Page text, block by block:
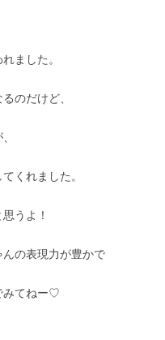
ました。
のだけど、
くれました。
うよ！
の表現力が豊かで
みてねー♡